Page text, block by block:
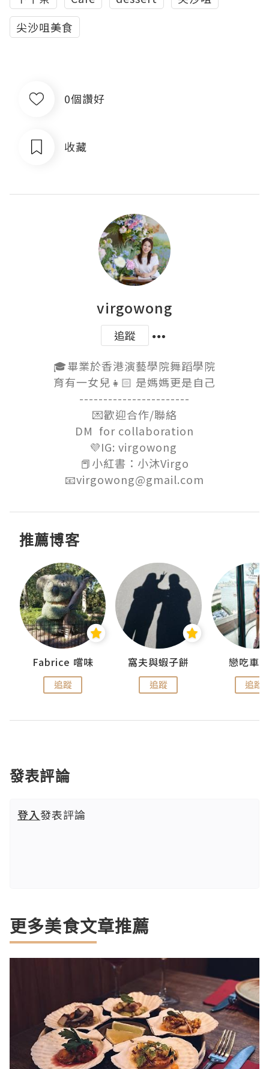
尖沙咀美食
0個讚好
收藏
virgowong
追蹤
🎓畢業於香港演藝學院舞蹈學院
育有一女兒👧🏻 是媽媽更是自己
-----------------------
💌歡迎合作/聯絡
DM  for collaboration
💜IG: virgowong
📕小紅書：小沐Virgo
📧virgowong@gmail.com
推薦博客
Fabrice 嚐味
追蹤
窩夫與蝦子餅
追蹤
戀吃車
追蹤
發表評論
登入發表評論
更多美食文章推薦